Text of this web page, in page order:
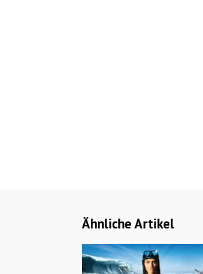
Ähnliche Artikel